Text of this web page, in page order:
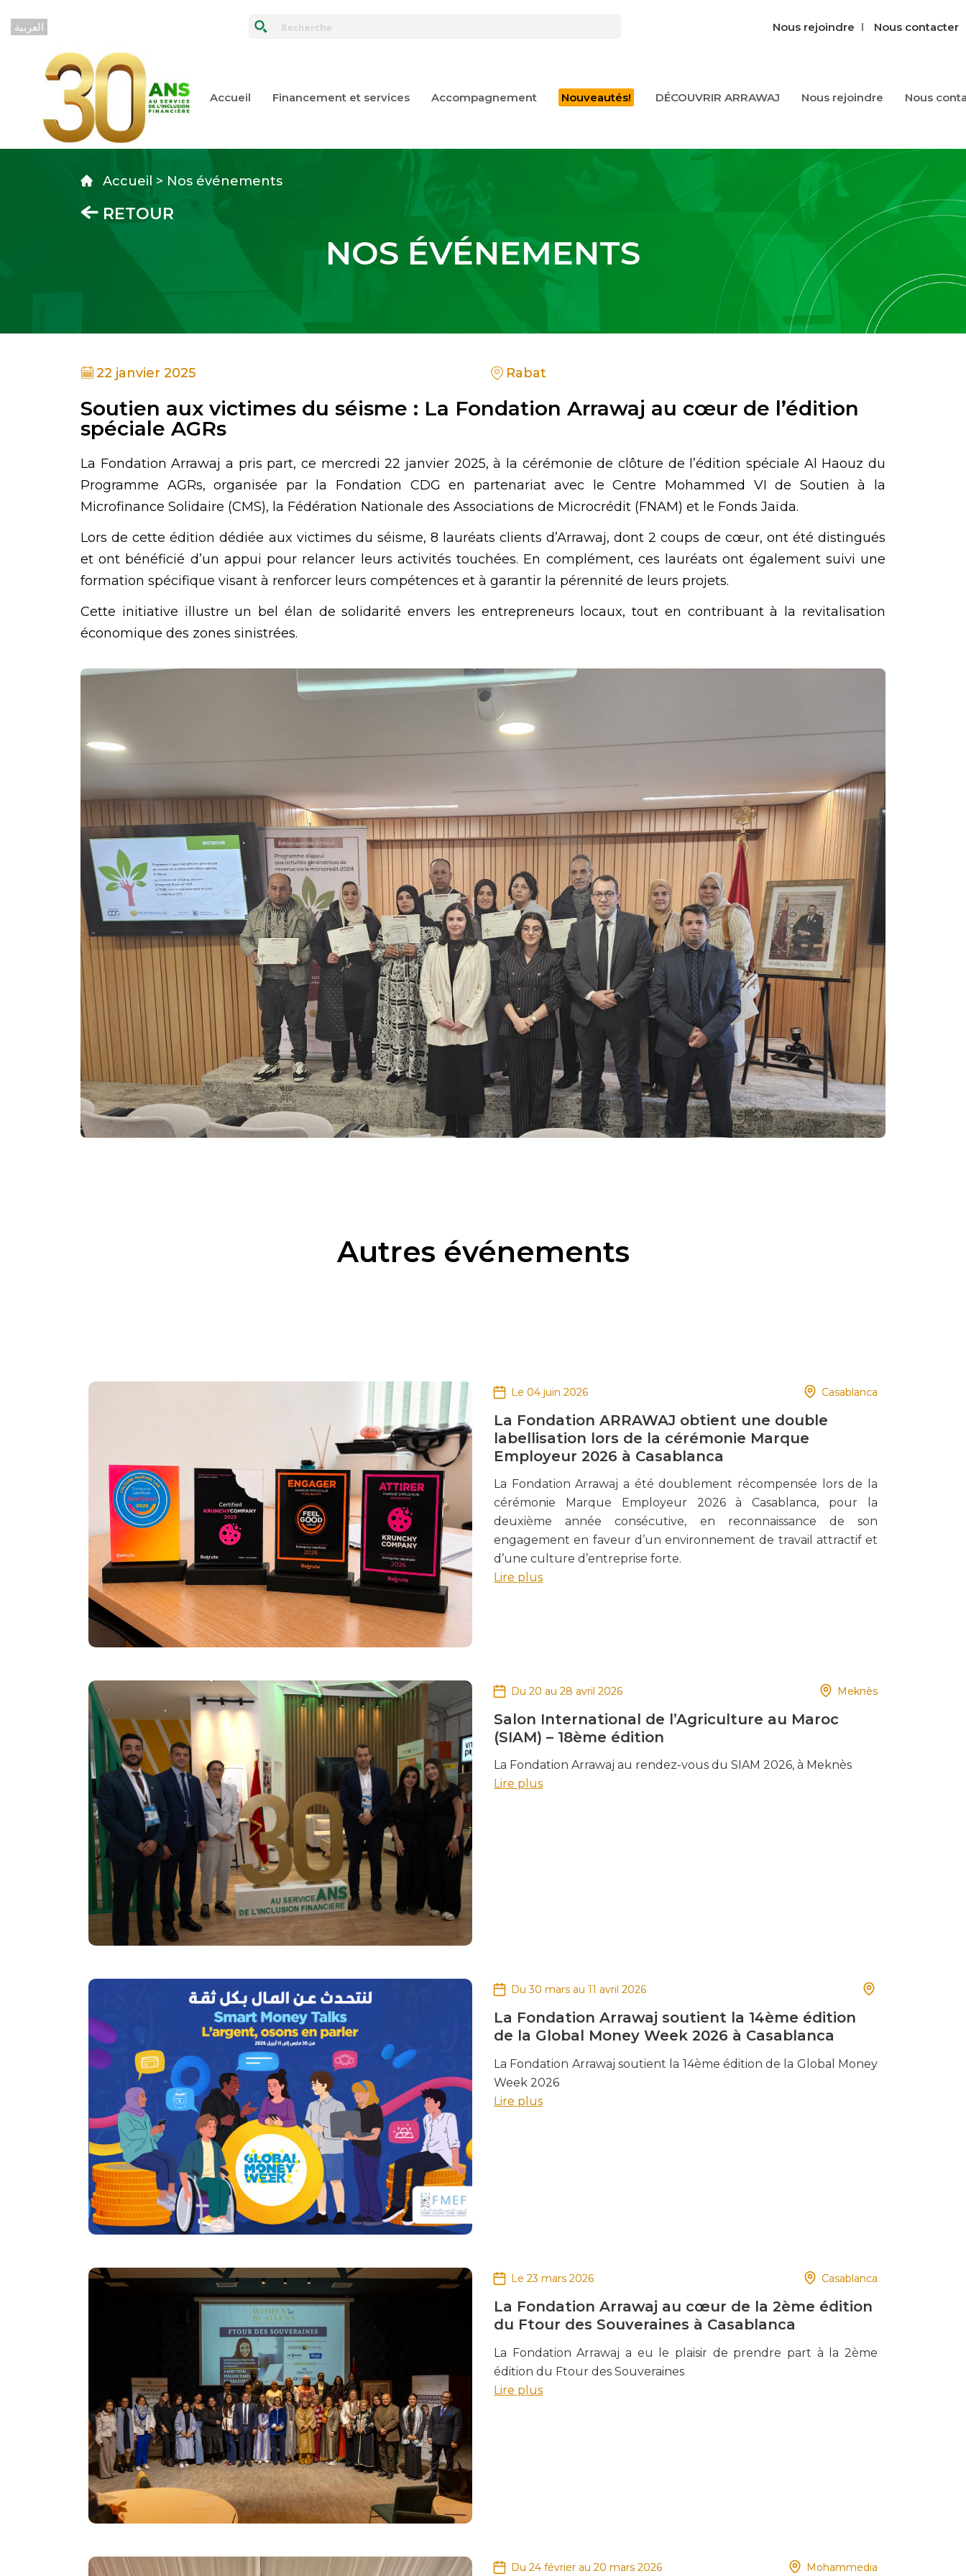
Nous rejoindre Nous contacter‎‎
Accueil Financement et services Accompagnement Nouveautés! DÉCOUVRIR ARRAWAJ Nous‎ rejoindre‎ Nous‎
Accueil > Nos événements
RETOUR
NOS ÉVÉNEMENTS
22 janvier 2025 Rabat
Soutien aux victimes du séisme : La Fondation Arrawaj au cœur de l’édition
spéciale AGRs
La Fondation Arrawaj a pris part, ce mercredi 22 janvier 2025, à la cérémonie de clôture de l’édition spéciale Al Haouz du
Programme AGRs, organisée par la Fondation CDG en partenariat avec le Centre Mohammed VI de Soutien à la
Microfinance Solidaire (CMS), la Fédération Nationale des Associations de Microcrédit (FNAM) et le Fonds Jaïda.
Lors de cette édition dédiée aux victimes du séisme, 8 lauréats clients d’Arrawaj, dont 2 coups de cœur, ont été distingués
et ont bénéficié d’un appui pour relancer leurs activités touchées. En complément, ces lauréats ont également suivi une
formation spécifique visant à renforcer leurs compétences et à garantir la pérennité de leurs projets.
Cette initiative illustre un bel élan de solidarité envers les entrepreneurs locaux, tout en contribuant à la revitalisation
économique des zones sinistrées.
Autres événements
Le 04 juin 2026 Casablanca
La Fondation ARRAWAJ obtient une double
labellisation lors de la cérémonie Marque
Employeur 2026 à Casablanca
La Fondation Arrawaj a été doublement récompensée lors de la
cérémonie Marque Employeur 2026 à Casablanca, pour la
deuxième année consécutive, en reconnaissance de son
engagement en faveur d’un environnement de travail attractif et
d’une culture d’entreprise forte.
Lire plus
Du 20 au 28 avril 2026 Meknès
Salon International de l’Agriculture au Maroc
(SIAM) – 18ème édition
La Fondation Arrawaj au rendez-vous du SIAM 2026, à Meknès
Lire plus
Du 30 mars au 11 avril 2026
La Fondation Arrawaj soutient la 14ème édition
de la Global Money Week 2026 à Casablanca
La Fondation Arrawaj soutient la 14ème édition de la Global Money
Week 2026
Lire plus
Le 23 mars 2026 Casablanca
La Fondation Arrawaj au cœur de la 2ème édition
du Ftour des Souveraines à Casablanca
La Fondation Arrawaj a eu le plaisir de prendre part à la 2ème
édition du Ftour des Souveraines
Lire plus
Du 24 février au 20 mars 2026 Mohammedia